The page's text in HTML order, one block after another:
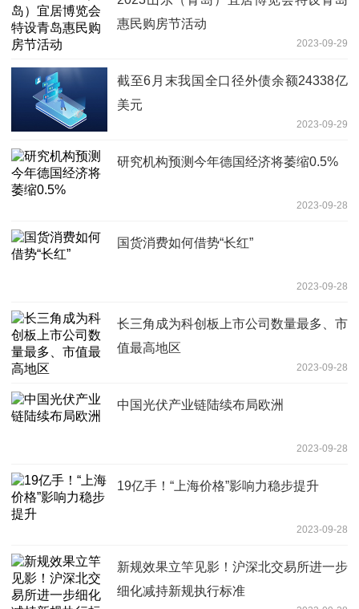
惠民购房节活动
2023-09-29
截至6月末我国全口径外债余额24338亿
美元
2023-09-29
研究机构预测今年德国经济将萎缩0.5%
2023-09-28
国货消费如何借势“长红”
2023-09-28
长三角成为科创板上市公司数量最多、市
值最高地区
2023-09-28
中国光伏产业链陆续布局欧洲
2023-09-28
19亿手！“上海价格”影响力稳步提升
2023-09-28
新规效果立竿见影！沪深北交易所进一步
细化减持新规执行标准